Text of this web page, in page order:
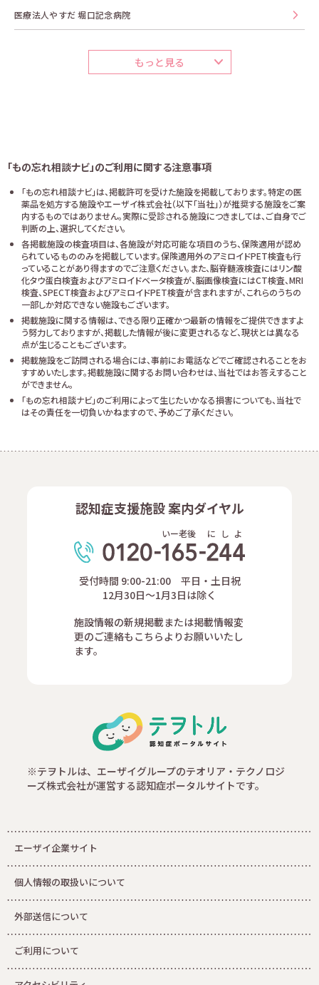
医療法人やすだ 堀口記念病院
もっと見る
「もの忘れ相談ナビ」のご利用に関する注意事項
「もの忘れ相談ナビ」は、掲載許可を受けた施設を掲載しております。特定の医
薬品を処方する施設やエーザイ株式会社（以下「当社」）が推奨する施設をご案
内するものではありません。実際に受診される施設につきましては、ご自身でご
判断の上、選択してください。
各掲載施設の検査項目は、各施設が対応可能な項目のうち、保険適用が認め
られているもののみを掲載しています。保険適用外のアミロイドPET検査も行
っていることがあり得ますのでご注意ください。また、脳脊髄液検査にはリン酸
化タウ蛋白検査およびアミロイドベータ検査が、脳画像検査にはCT検査、MRI
検査、SPECT検査およびアミロイドPET検査が含まれますが、これらのうちの
一部しか対応できない施設もございます。
掲載施設に関する情報は、できる限り正確かつ最新の情報をご提供できますよ
う努力しておりますが、掲載した情報が後に変更されるなど、現状とは異なる
点が生じることもございます。
掲載施設をご訪問される場合には、事前にお電話などでご確認されることをお
すすめいたします。掲載施設に関するお問い合わせは、当社ではお答えすること
ができません。
「もの忘れ相談ナビ」のご利用によって生じたいかなる損害についても、当社で
はその責任を一切負いかねますので、予めご了承ください。
認知症支援施設 案内ダイヤル
いー老後 に し よ
受付時間 9:00-21:00 平日・土日祝
12月30日～1月3日は除く
施設情報の新規掲載または掲載情報変
更のご連絡もこちらよりお願いいたし
ます。
※テヲトルは、エーザイグループのテオリア・テクノロジ
ーズ株式会社が運営する認知症ポータルサイトです。
エーザイ企業サイト
個人情報の取扱いについて
外部送信について
ご利用について